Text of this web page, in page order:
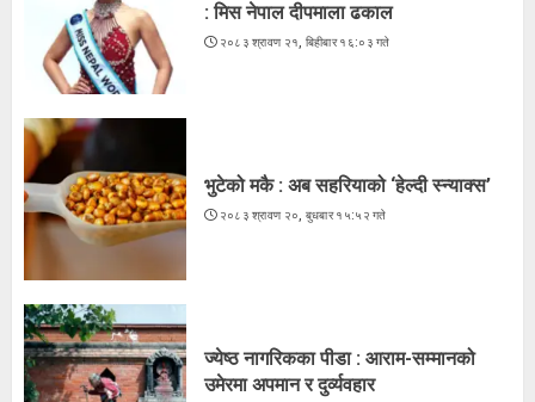
: मिस नेपाल दीपमाला ढकाल
२०८३ श्रावण २१, बिहीबार १६:०३ गते
भुटेको मकै : अब सहरियाको ‘हेल्दी स्न्याक्स’
२०८३ श्रावण २०, बुधबार १५:५२ गते
ज्येष्ठ नागरिकका पीडा : आराम-सम्मानको
उमेरमा अपमान र दुर्व्यवहार